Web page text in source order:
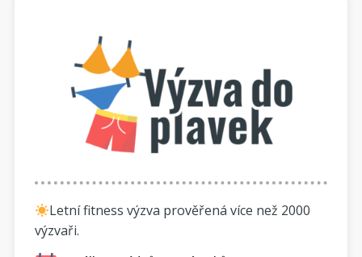
Letní fitness výzva prověřená více než 2000
výzvaři.